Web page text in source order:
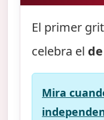
El primer
celebra el
Mira